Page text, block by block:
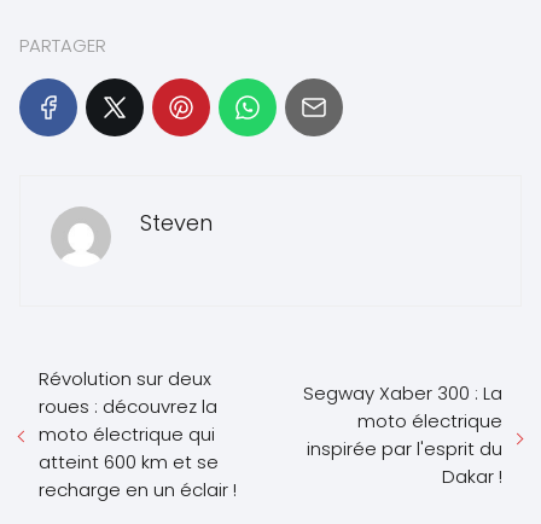
PARTAGER
Steven
Révolution sur deux
roues : découvrez la
moto électrique qui
atteint 600 km et se
recharge en un éclair !
Segway Xaber 300 : La
moto électrique
inspirée par l'esprit du
Dakar !